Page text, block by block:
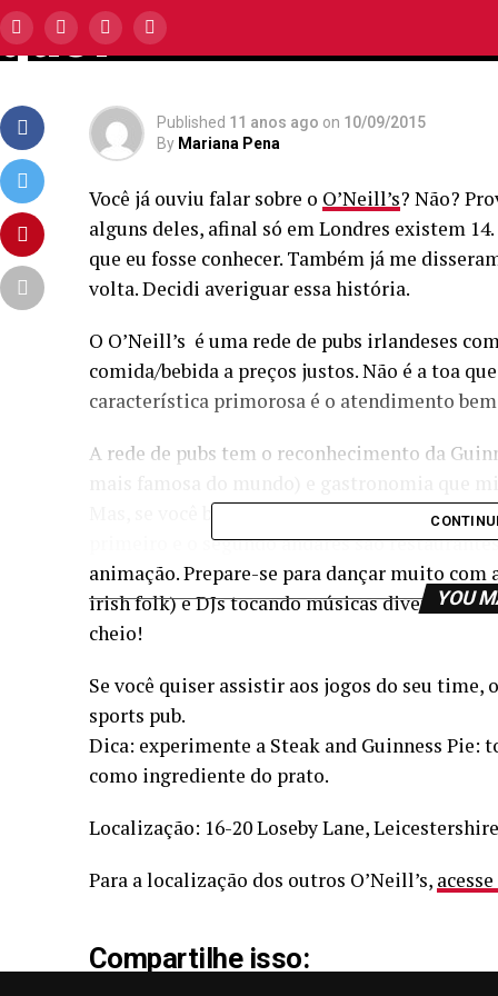
que?
Published 11 anos ago on 10/09/2015
By Mariana Pena
Você já ouviu falar sobre o O’Neill’s? Não?
alguns deles, afinal só em Londres existem
que eu fosse conhecer. Também já me
volta. Decidi averiguar essa história.
O O’Neill’s é uma rede de pubs irlandeses
comida/bebida a preços justos. Não é a toa
característica primorosa é o atendimento
A rede de pubs tem o reconhecimento da
Mas, se você busca badalação, eu indico o
primeiro e o segundo andares são
animação. Prepare-se para dançar muito
irish folk) e DJs tocando músicas diversas e
cheio!
Se você quiser assistir aos jogos do seu time,
sports pub.
Dica: experimente a Steak and Guinness Pie:
como ingrediente do prato.
Localização: 16-20 Loseby Lane,
Para a localização dos outros O’Neill’s,
Compartilhe isso:
YOU